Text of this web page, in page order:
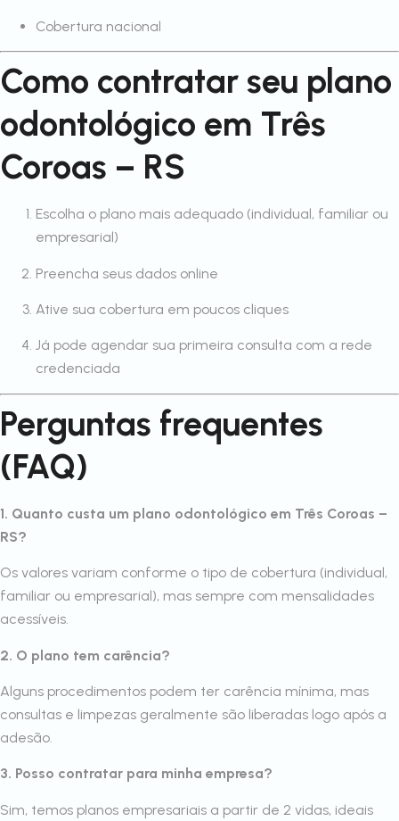
Cobertura nacional
Como contratar seu plano
odontológico em Três
Coroas – RS
Escolha o plano mais adequado (individual, familiar ou
empresarial)
Preencha seus dados online
Ative sua cobertura em poucos cliques
Já pode agendar sua primeira consulta com a rede
credenciada
Perguntas frequentes
(FAQ)
1. Quanto custa um plano odontológico em Três Coroas –
RS?
Os valores variam conforme o tipo de cobertura (individual,
familiar ou empresarial), mas sempre com mensalidades
acessíveis.
2. O plano tem carência?
Alguns procedimentos podem ter carência mínima, mas
consultas e limpezas geralmente são liberadas logo após a
adesão.
3. Posso contratar para minha empresa?
Sim, temos planos empresariais a partir de 2 vidas, ideais